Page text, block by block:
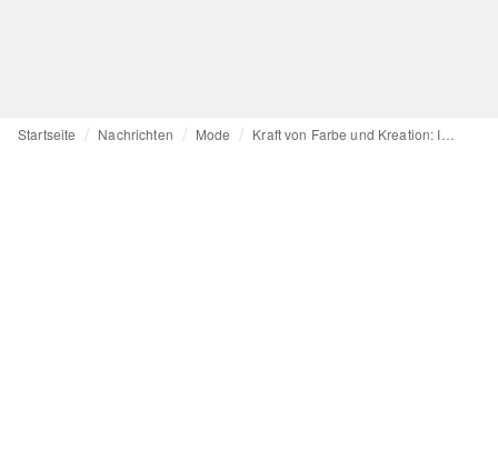
Startseite Nachrichten Mode